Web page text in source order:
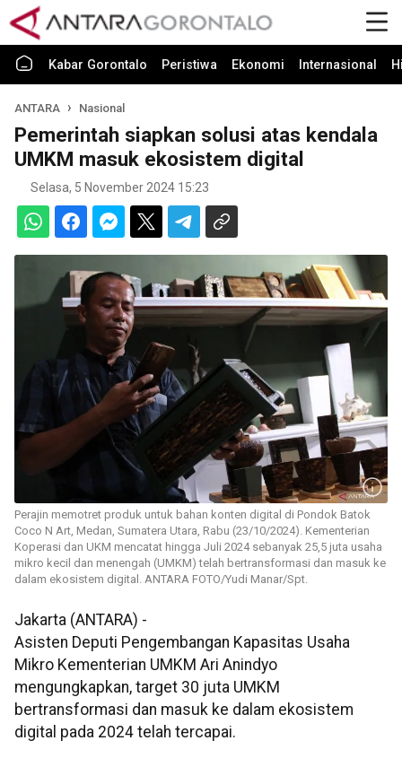
Kabar Gorontalo Peristiwa Ekonomi Internasional
ANTARA Nasional
Pemerintah siapkan solusi atas kendala
UMKM masuk ekosistem digital
Selasa, 5 November 2024 15:23
Perajin memotret produk untuk bahan konten digital di Pondok Batok
Coco N Art, Medan, Sumatera Utara, Rabu (23/10/2024). Kementerian
Koperasi dan UKM mencatat hingga Juli 2024 sebanyak 25,5 juta usaha
mikro kecil dan menengah (UMKM) telah bertransformasi dan masuk ke
dalam ekosistem digital. ANTARA FOTO/Yudi Manar/Spt.
Jakarta (ANTARA) -
Asisten Deputi Pengembangan Kapasitas Usaha
Mikro Kementerian UMKM Ari Anindyo
mengungkapkan, target 30 juta UMKM
bertransformasi dan masuk ke dalam ekosistem
digital pada 2024 telah tercapai.